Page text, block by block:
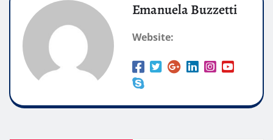
Emanuela Buzzetti
Website: